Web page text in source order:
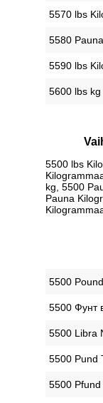
5570 lbs
5580
5590 lbs
5600 lbs kg
5500 lbs
kg, 5500
Pauna
‎5500
‎5500 Фунт
‎5500 Libra
‎5500 Pund
‎5500